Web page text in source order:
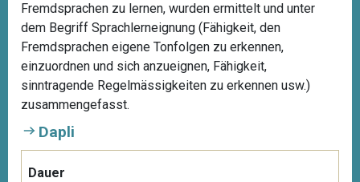
Fremdsprachen zu lernen, wurden ermittelt und unter
dem Begriff Sprachlerneignung (Fähigkeit, den
Fremdsprachen eigene Tonfolgen zu erkennen,
einzuordnen und sich anzueignen, Fähigkeit,
sinntragende Regelmässigkeiten zu erkennen usw.)
zusammengefasst.
Dapli
Dauer